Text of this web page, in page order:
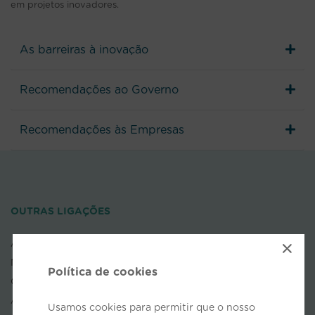
em projetos inovadores.
As barreiras à inovação
Recomendações ao Governo
Recomendações às Empresas
OUTRAS LIGAÇÕES
AEP
NOVOBANCO
COFACE
APDL
×
Política de cookies
Usamos cookies para permitir que o nosso